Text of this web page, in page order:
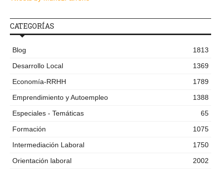
CATEGORÍAS
Blog
1813
Desarrollo Local
1369
Economía-RRHH
1789
Emprendimiento y Autoempleo
1388
Especiales - Temáticas
65
Formación
1075
Intermediación Laboral
1750
Orientación laboral
2002